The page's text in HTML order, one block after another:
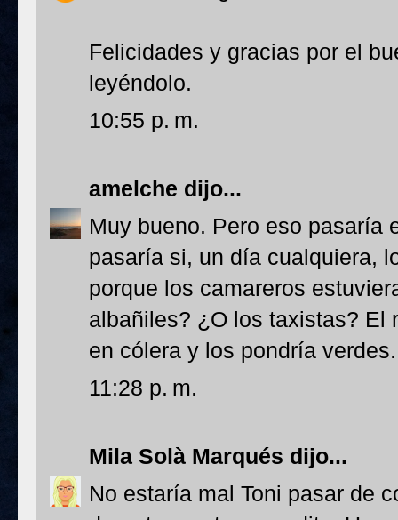
Felicidades y gracias por el
leyéndolo.
10:55 p. m.
amelche dijo...
Muy bueno. Pero eso pasaría
pasaría si, un día cualquiera,
porque los camareros
albañiles? ¿O los taxistas? El
en cólera y los pondría verdes.
11:28 p. m.
Mila Solà Marqués dijo...
No estaría mal Toni pasar de